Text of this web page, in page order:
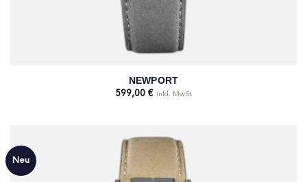
NEWPORT
599,00 € inkl. MwSt
Neu